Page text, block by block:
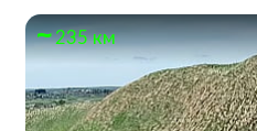
235 км